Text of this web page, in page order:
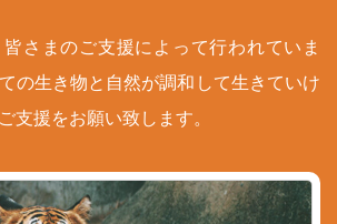
さまのご支援によって行われていま
の生き物と自然が調和して生きていけ
支援をお願い致します。